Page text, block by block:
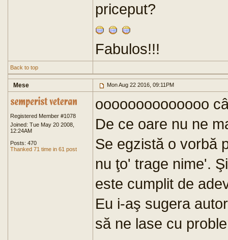
priceput?
Fabulos!!!
Back to top
Mese Mon Aug 22 2016, 09:11PM
Registered Member #1078
Joined: Tue May 20 2008,
12:24AM
Posts: 470
Thanked 71 time in 61 post
oooooooooooooo
De ce oare nu ne
Se egzistă o vorbă
nu ţo' trage nime'.
este cumplit de
Eu i-aş sugera
să ne lase cu